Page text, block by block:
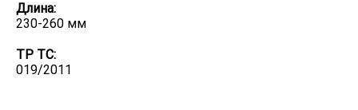
Длина:
230-260 мм
ТР ТС:
019/2011